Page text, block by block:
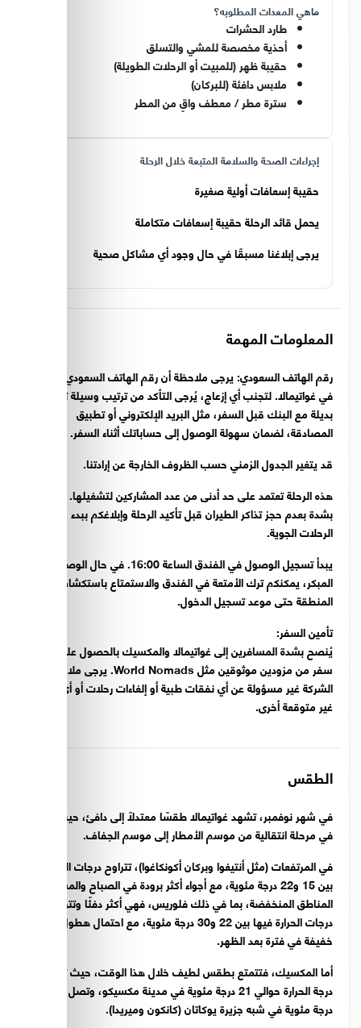
ماهي المعدات المطلوبه؟
طارد الحشرات
أحذية مخصصة للمشي والتسلق
حقيبة ظهر (للمبيت أو الرحلات الطويلة)
ملابس دافئة (للبركان)
سترة مطر / معطف واقٍ من المطر
إجراءات الصحة والسلامة المتبعة خلال الرحلة
حقيبة إسعافات أولية صغيرة
يحمل قائد الرحلة حقيبة إسعافات متكاملة
يرجى إبلاغنا مسبقًا في حال وجود أي مشاكل صحية
المعلومات المهمة
رقم الهاتف السعودي: يرجى ملاحظة أن رقم الهاتف السعودي لا يعمل
في غواتيمالا. لتجنب أي إزعاج، يُرجى التأكد من ترتيب وسيلة تحقق
بديلة مع البنك قبل السفر، مثل البريد الإلكتروني أو تطبيق
المصادقة، لضمان سهولة الوصول إلى حساباتك أثناء السفر.
قد يتغير الجدول الزمني حسب الظروف الخارجة عن إرادتنا.
هذه الرحلة تعتمد على حد أدنى من عدد المشاركين لتشغيلها. نوصي
بشدة بعدم حجز تذاكر الطيران قبل تأكيد الرحلة وإبلاغكم ببدء حجز
الرحلات الجوية.
يبدأ تسجيل الوصول في الفندق الساعة 16:00. في حال الوصول
المبكر، يمكنكم ترك الأمتعة في الفندق والاستمتاع باستكشاف
المنطقة حتى موعد تسجيل الدخول.
تأمين السفر:
يُنصح بشدة المسافرين إلى غواتيمالا والمكسيك بالحصول على تأمين
سفر من مزودين موثوقين مثل World Nomads. يرجى ملاحظة أن
الشركة غير مسؤولة عن أي نفقات طبية أو إلغاءات رحلات أو أي ظروف
غير متوقعة أخرى.
الطقس
في شهر نوفمبر، تشهد غواتيمالا طقسًا معتدلًا إلى دافئ، حيث تكون
في مرحلة انتقالية من موسم الأمطار إلى موسم الجفاف.
في المرتفعات (مثل أنتيغوا وبركان أكونكاغوا)، تتراوح درجات الحرارة
بين 15 و22 درجة مئوية، مع أجواء أكثر برودة في الصباح والمساء. أما
المناطق المنخفضة، بما في ذلك فلوريس، فهي أكثر دفئًا وتتراوح
درجات الحرارة فيها بين 22 و30 درجة مئوية، مع احتمال هطول أمطار
خفيفة في فترة بعد الظهر.
أما المكسيك، فتتمتع بطقس لطيف خلال هذا الوقت، حيث تبلغ
درجة مئوية في شبه جزيرة يوكاتان (كانكون وميريدا).